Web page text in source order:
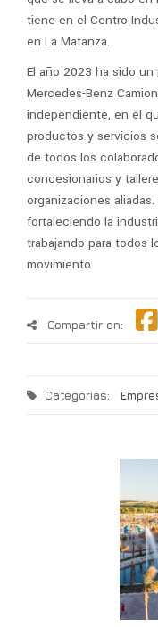
tiene en el Centro
en La Matanza.
El año 2023 ha sido
Mercedes-Benz
independiente, en el
productos y servicios
de todos los
concesionarios y
organizaciones
fortaleciendo la
trabajando para todos
movimiento.
Compartir en:
Categorias: